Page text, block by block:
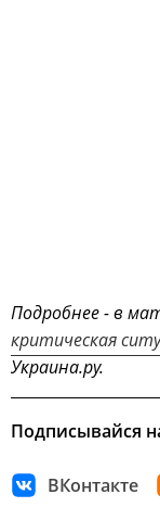
Подробнее - в
критическая
Украина.ру.
Подписывайся
ВКонтакте